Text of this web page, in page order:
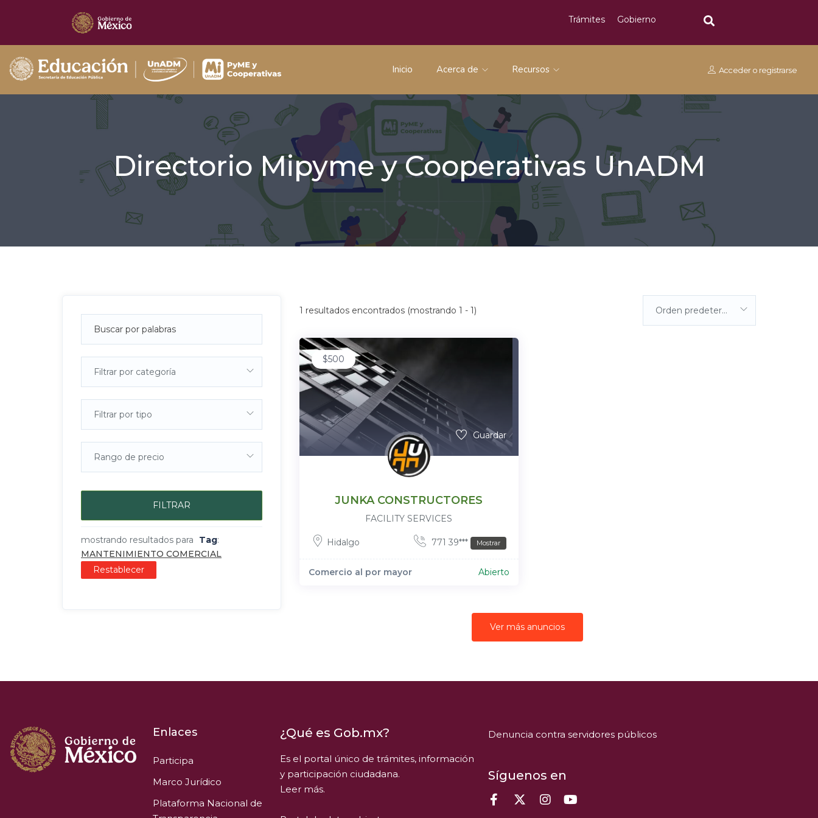
Trámites Gobierno
Inicio Acerca de Recursos Acceder o registrarse
Directorio Mipyme y Cooperativas UnADM
Filtrar por categoría
Filtrar por tipo
Rango de precio
FILTRAR
mostrando resultados para Tag:
MANTENIMIENTO COMERCIAL
Restablecer
1 resultados encontrados (mostrando 1 - 1) Orden predeterminada
$500
Guardar
JUNKA CONSTRUCTORES
FACILITY SERVICES
Hidalgo 771 39*** Mostrar
Comercio al por mayor Abierto
Ver más anuncios
Enlaces
Participa
Marco Jurídico
Plataforma Nacional de
¿Qué es Gob.mx?
Es el portal único de trámites, información
y participación ciudadana.
Leer más.
Denuncia contra servidores públicos
Síguenos en